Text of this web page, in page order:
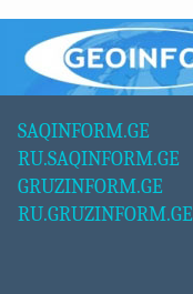
SAQINFORM.GE
RU.SAQINFORM.GE
GRUZINFORM.GE
RU.GRUZINFORM.GE